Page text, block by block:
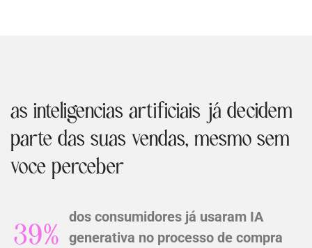
as inteligências artificiais já decidem
parte das suas vendas, mesmo sem
você perceber
39%
dos consumidores já usaram IA
generativa no processo de compra